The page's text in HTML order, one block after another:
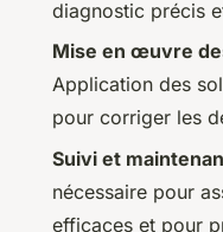
diagnostic précis
Mise en œuvre
Application des
pour corriger les
Suivi et
nécessaire pour
efficaces et pour